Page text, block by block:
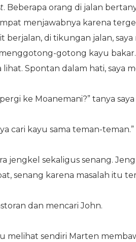
. Beberapa orang di jalan
menjawabnya karena
berjalan, di tikungan jalan,
gotong kayu
lihat. Spontan dalam hati, saya
ke Moanemani?” tanya saya
cari kayu sama teman-teman.”
jengkel sekaligus senang.
senang karena masalah itu
dan mencari John.
melihat sendiri Marten